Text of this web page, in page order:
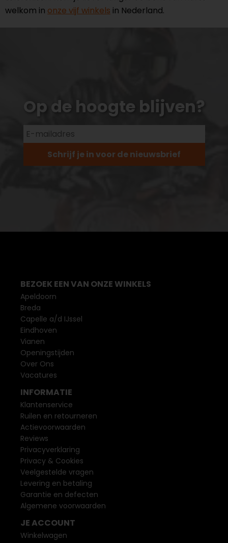
welkom in onze vijf winkels in Nederland.
Op de hoogte blijven?
Schrijf je in voor de nieuwsbrief
BEZOEK EEN VAN ONZE WINKELS
Apeldoorn
Breda
Capelle a/d IJssel
Eindhoven
Vianen
Openingstijden
Over Ons
Vacatures
INFORMATIE
Klantenservice
Ruilen en retourneren
Actievoorwaarden
Reviews
Privacyverklaring
Privacy & Cookies
Veelgestelde vragen
Levering en betaling
Garantie en defecten
Algemene voorwaarden
JE ACCOUNT
Winkelwagen